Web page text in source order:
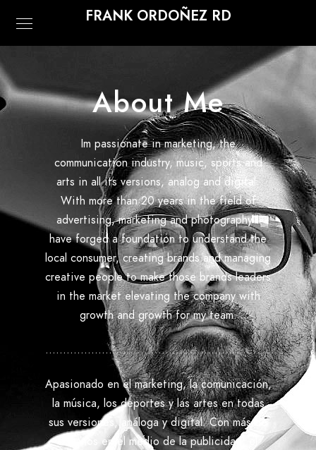
FRANK ORDOÑEZ RD
About Me
Im passionate in marketing, the
communication industry, music, sports and
arts in all its versions, analog and digital.
With more than 20 years in the field of
advertising, marketing and photography i
have forged a foundation to understand the
local consumer, creating brands and managing
creative people to make those brands leaders
in the market elevating the company with
growth and growth for my team.
..................................................................
Apasionado en el marketing, la comunicación,
la música, los deportes y las artes en todas
sus versiones, análoga y digital. Con más de
20 años en el medio de la publicidad, el